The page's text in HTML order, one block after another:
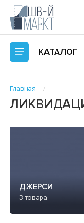
КАТАЛОГ
Главная
ДЖЕРСИ
3 товара